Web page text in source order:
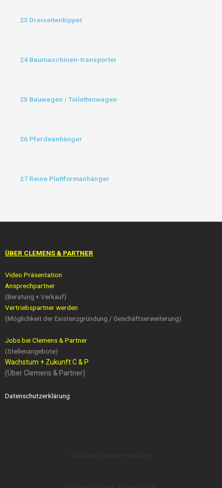
23 Dreiseitenkipper
24 Baumaschinen-transporter
25 Bauwagen / Toilettenwagen
26 Pferdeanhänger
27 Reine Plattformanhänger
ÜBER CLEMENS & PARTNER
Video Präsentation
Ansprechpartner
(Beratung + Verkauf)
Vertriebspartner werden
(Möglichkeit der Existenzgründung / Geschäftserweiterung)
Jobs bei Clemens & Partner
(Stellenangebote)
Wachstum + Zukunft C & P
(Über Clemens & Partner)
Datenschutzerklärung